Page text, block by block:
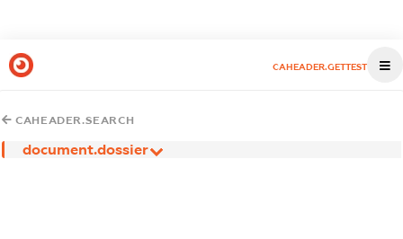
CAHEADER.GETTEST
CAHEADER.SEARCH
document.dossier